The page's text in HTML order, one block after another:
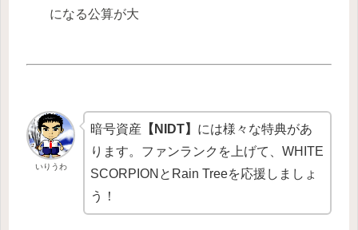
になる公算が大
いりうわ
暗号資産 【NIDT】 には様々な特典があ
ります。ファンランクを上げて、WHITE
SCORPIONとRain Treeを応援しましょ
う！